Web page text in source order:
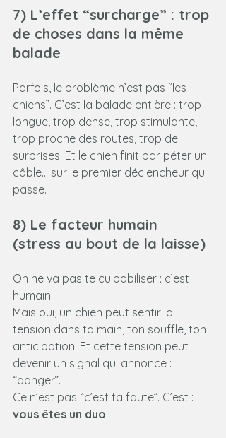
7) L’effet “surcharge” : trop
de choses dans la même
balade
Parfois, le problème n’est pas “les
chiens”. C’est la balade entière : trop
longue, trop dense, trop stimulante,
trop proche des routes, trop de
surprises. Et le chien finit par péter un
câble… sur le premier déclencheur qui
passe.
8) Le facteur humain
(stress au bout de la laisse)
On ne va pas te culpabiliser : c’est
humain.
Mais oui, un chien peut sentir la
tension dans ta main, ton souffle, ton
anticipation. Et cette tension peut
devenir un signal qui annonce :
“danger”.
Ce n’est pas “c’est ta faute”. C’est :
vous êtes un duo.